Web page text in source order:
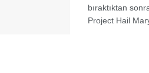
bıraktıktan
Project Hail